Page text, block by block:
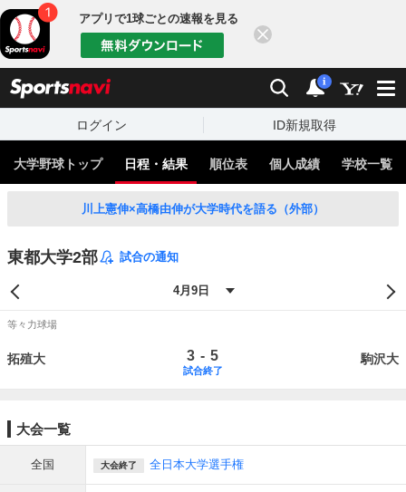
アプリで1球ごとの速報を見る
検索 通知
i
ログイン ID新規取得
大学野球トップ 日程・結果 順位表 個人成績 学校一覧
川上憲伸×高橋由伸が大学時代を語る（外部）
東都大学2部 試合の通知
等々力球場
拓殖大 3 - 5
試合終了
駒沢大
大会一覧
全国 大会終了 全日本大学選手権